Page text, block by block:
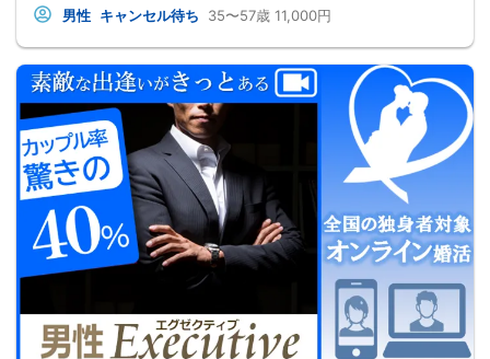
男性 キャンセル待ち 35〜57歳 11,000円